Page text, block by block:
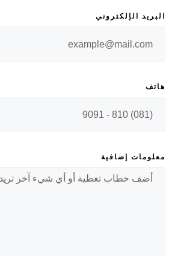
البريد الإلكتروني
هاتف
معلومات إضافية